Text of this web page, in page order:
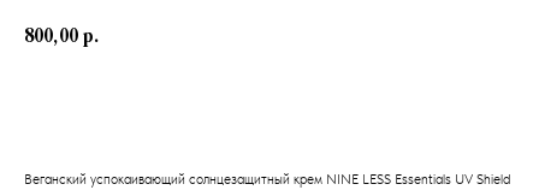
800,00р.
Веганский успокаивающий солнцезащитный крем NINE LESS Essentials UV Shield